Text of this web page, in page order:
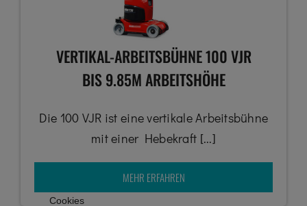
VERTIKAL-ARBEITSBÜHNE 100 VJR
BIS 9.85M ARBEITSHÖHE
Die 100 VJR ist eine vertikale Arbeitsbühne
mit einer Hebekraft [...]
MEHR ERFAHREN
Cookies